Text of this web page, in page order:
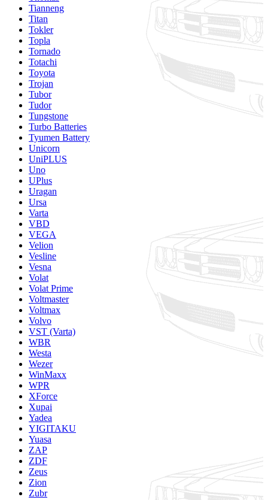
Tianneng
Titan
Tokler
Topla
Tornado
Totachi
Toyota
Trojan
Tubor
Tudor
Tungstone
Turbo Batteries
Tyumen Battery
Unicorn
UniPLUS
Uno
UPlus
Uragan
Ursa
Varta
VBD
VEGA
Velion
Vesline
Vesna
Volat
Volat Prime
Voltmaster
Voltmax
Volvo
VST (Varta)
WBR
Westa
Wezer
WinMaxx
WPR
XForce
Xupai
Yadea
YIGITAKU
Yuasa
ZAP
ZDF
Zeus
Zion
Zubr